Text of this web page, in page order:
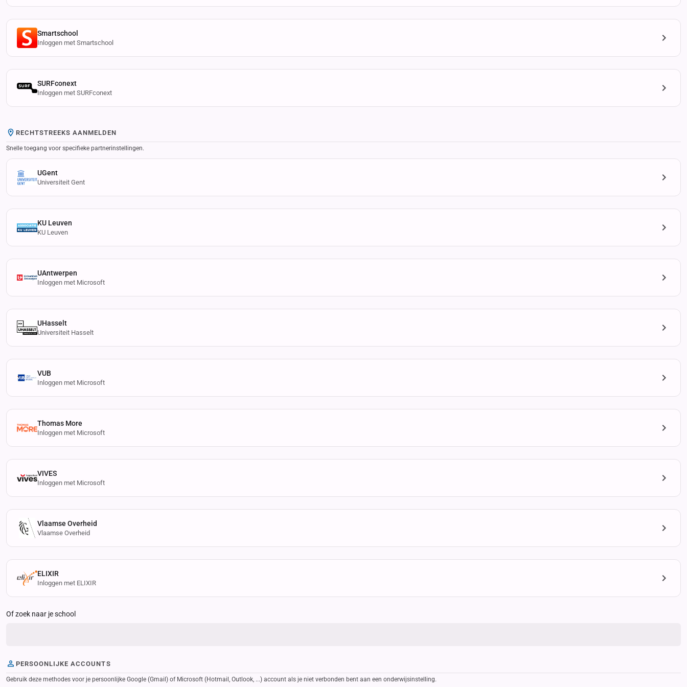
Smartschool
Inloggen met Smartschool
SURFconext
Inloggen met SURFconext
RECHTSTREEKS AANMELDEN
Snelle toegang voor specifieke partnerinstellingen.
UGent
Universiteit Gent
KU Leuven
KU Leuven
UAntwerpen
Inloggen met Microsoft
UHasselt
Universiteit Hasselt
VUB
Inloggen met Microsoft
Thomas More
Inloggen met Microsoft
VIVES
Inloggen met Microsoft
Vlaamse Overheid
Vlaamse Overheid
ELIXIR
Inloggen met ELIXIR
Of zoek naar je school
PERSOONLIJKE ACCOUNTS
Gebruik deze methodes voor je persoonlijke Google (Gmail) of Microsoft (Hotmail, Outlook, ...) account als je niet verbonden bent aan een onderwijsinstelling.